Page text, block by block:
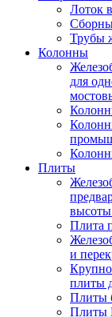
Лоток
Трубы
Колонны
для
Плиты
высоты
Плита
и
плиты
Плиты
Плиты